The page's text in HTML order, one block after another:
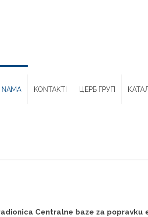
NAMA KONTAKTI ЦЕРБ ГРУП
Centralne baze za popravku